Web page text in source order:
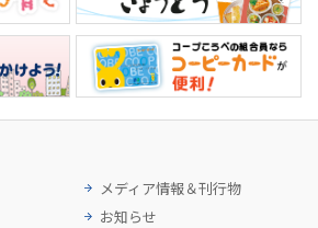
メディア情報＆刊行物
お知らせ